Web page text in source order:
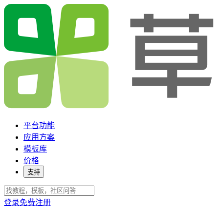
平台功能
应用方案
模板库
价格
支持
登录免费注册